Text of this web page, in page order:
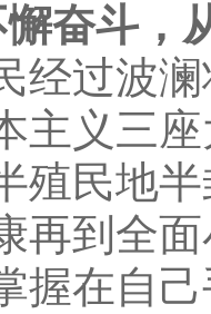
斗，从
经过波
主义三
殖民地
再到全
握在自